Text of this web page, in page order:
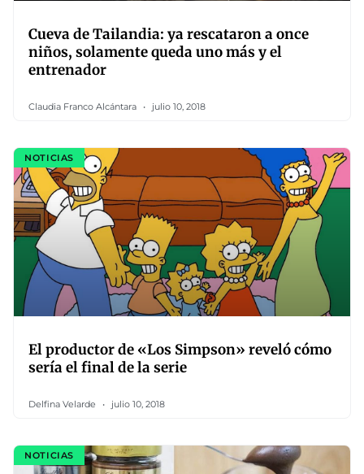
Cueva de Tailandia: ya rescataron a once
niños, solamente queda uno más y el
entrenador
Claudia Franco Alcántara julio 10, 2018
NOTICIAS
El productor de «Los Simpson» reveló cómo
sería el final de la serie
Delfina Velarde julio 10, 2018
NOTICIAS